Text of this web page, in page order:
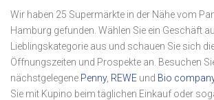
Wir haben 25 Supermärkte in der Nähe vom
Hamburg gefunden. Wählen Sie ein Geschäft
Lieblingskategorie aus und schauen Sie sich
Öffnungszeiten und Prospekte an. Besuchen
nächstgelegene Penny, REWE und Bio
Sie mit Kupino beim täglichen Einkauf oder